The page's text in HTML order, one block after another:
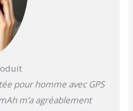
Suivez et Explorez en
Toute Confiance: Le GPS
intégré, la boussole et la
lampe de poche LED
GPS pour enregistrer vos
itinéraires
d'entraînement, suivre
vos courses ou
pour homme avec GPS
m’a agréablement